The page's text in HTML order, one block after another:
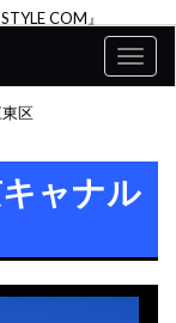
COM』
区
ャナル